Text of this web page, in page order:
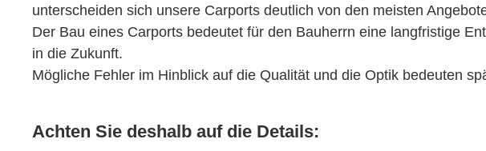
unterscheiden sich unsere Carports deutlich von den meisten
Der Bau eines Carports bedeutet für den Bauherrn eine langfristige
in die Zukunft.
Mögliche Fehler im Hinblick auf die Qualität und die Optik bedeuten
Achten Sie deshalb auf die Details: